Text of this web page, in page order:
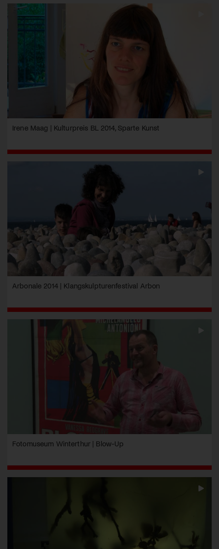
Irene Maag | Kulturpreis BL 2014, Sparte Kunst
Arbonale 2014 | Klangskulpturenfestival Arbon
Fotomuseum Winterthur | Blow-Up